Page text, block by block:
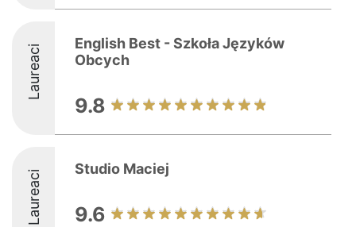
Laureaci
English Best - Szkoła Języków
Obcych
9.8
Laureaci Studio Maciej
9.6